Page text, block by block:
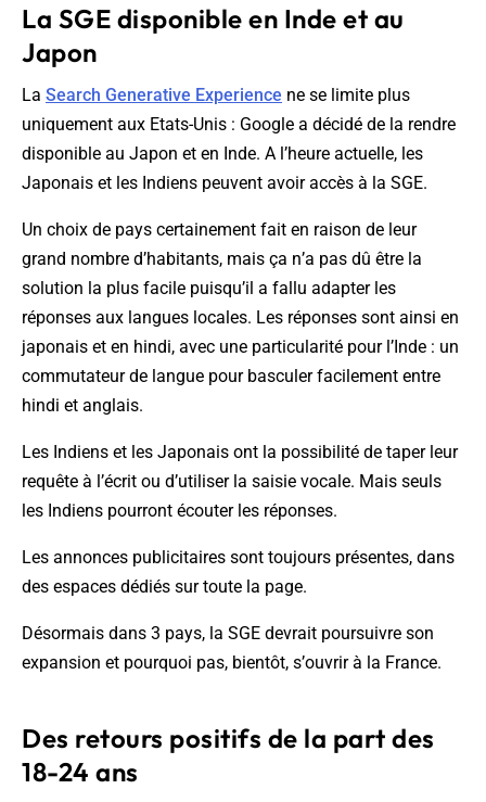
La SGE disponible en Inde et au
Japon
La Search Generative Experience ne se limite plus
uniquement aux Etats-Unis : Google a décidé de la rendre
disponible au Japon et en Inde. A l’heure actuelle, les
Japonais et les Indiens peuvent avoir accès à la SGE.
Un choix de pays certainement fait en raison de leur
grand nombre d’habitants, mais ça n’a pas dû être la
solution la plus facile puisqu’il a fallu adapter les
réponses aux langues locales. Les réponses sont ainsi en
japonais et en hindi, avec une particularité pour l’Inde : un
commutateur de langue pour basculer facilement entre
hindi et anglais.
Les Indiens et les Japonais ont la possibilité de taper leur
requête à l’écrit ou d’utiliser la saisie vocale. Mais seuls
les Indiens pourront écouter les réponses.
Les annonces publicitaires sont toujours présentes, dans
des espaces dédiés sur toute la page.
Désormais dans 3 pays, la SGE devrait poursuivre son
expansion et pourquoi pas, bientôt, s’ouvrir à la France.
Des retours positifs de la part des
18-24 ans